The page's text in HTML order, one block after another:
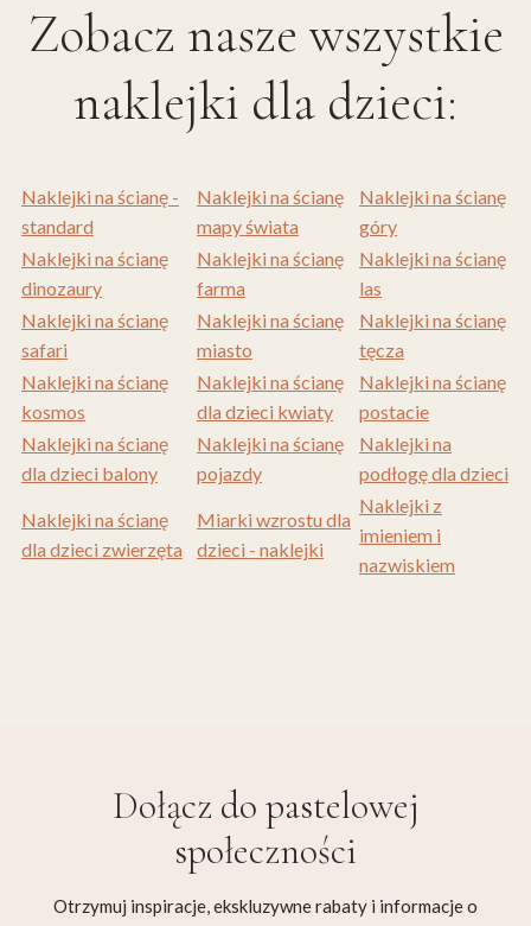
Zobacz nasze wszystkie
naklejki dla dzieci:
Naklejki na ścianę -
standard
Naklejki na ścianę
mapy świata
Naklejki na ścianę
góry
Naklejki na ścianę
dinozaury
Naklejki na ścianę
farma
Naklejki na ścianę
las
Naklejki na ścianę
safari
Naklejki na ścianę
miasto
Naklejki na ścianę
tęcza
Naklejki na ścianę
kosmos
Naklejki na ścianę
dla dzieci kwiaty
Naklejki na ścianę
postacie
Naklejki na ścianę
dla dzieci balony
Naklejki na ścianę
pojazdy
Naklejki na
podłogę dla dzieci
Naklejki na ścianę
dla dzieci zwierzęta
Miarki wzrostu dla
dzieci - naklejki
Naklejki z
imieniem i
nazwiskiem
Dołącz do pastelowej
społeczności
Otrzymuj inspiracje, ekskluzywne rabaty i informacje o